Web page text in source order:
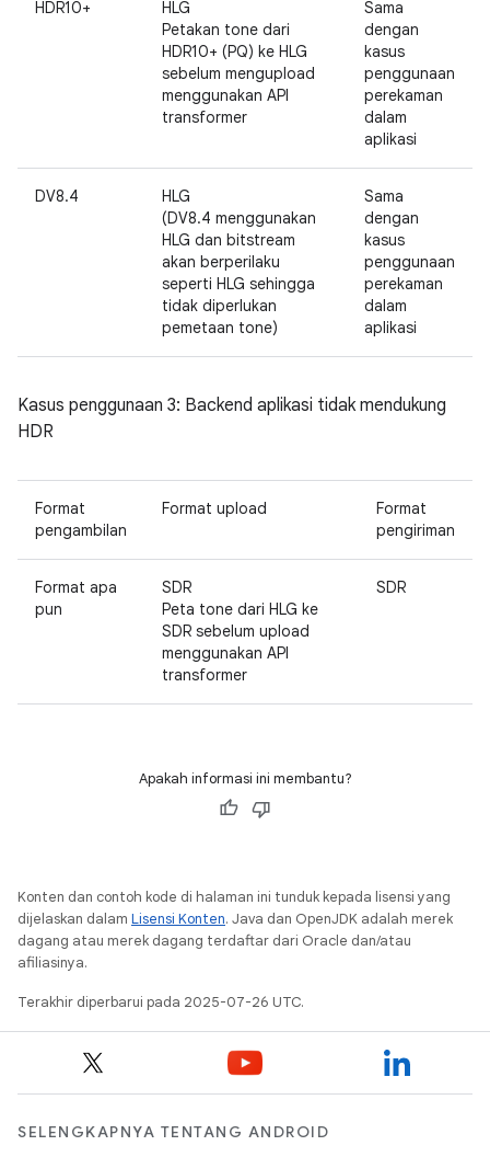
HDR10+
HLG
Petakan tone dari
HDR10+ (PQ) ke HLG
sebelum mengupload
menggunakan API
transformer
Sama
dengan
kasus
penggunaan
perekaman
dalam
aplikasi
DV8.4
HLG
(DV8.4 menggunakan
HLG dan bitstream
akan berperilaku
seperti HLG sehingga
tidak diperlukan
pemetaan tone)
Sama
dengan
kasus
penggunaan
perekaman
dalam
aplikasi
Kasus penggunaan 3: Backend aplikasi tidak mendukung
HDR
Format
pengambilan
Format upload
Format
pengiriman
Format apa
pun
SDR
Peta tone dari HLG ke
SDR sebelum upload
menggunakan API
transformer
SDR
Apakah informasi ini membantu?
Konten dan contoh kode di halaman ini tunduk kepada lisensi yang
dijelaskan dalam Lisensi Konten. Java dan OpenJDK adalah merek
dagang atau merek dagang terdaftar dari Oracle dan/atau
afiliasinya.
Terakhir diperbarui pada 2025-07-26 UTC.
SELENGKAPNYA TENTANG ANDROID